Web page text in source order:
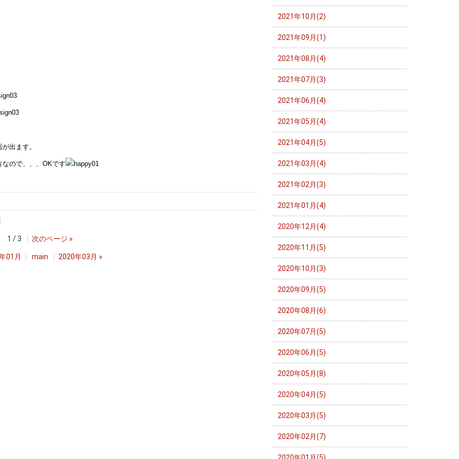
出ます。
ので、、、OKです
1 / 3 次のページ »
01月 main 2020年03月 »
2021年10月(2)
2021年09月(1)
2021年08月(4)
2021年07月(3)
2021年06月(4)
2021年05月(4)
2021年04月(5)
2021年03月(4)
2021年02月(3)
2021年01月(4)
2020年12月(4)
2020年11月(5)
2020年10月(3)
2020年09月(5)
2020年08月(6)
2020年07月(5)
2020年06月(5)
2020年05月(8)
2020年04月(5)
2020年03月(5)
2020年02月(7)